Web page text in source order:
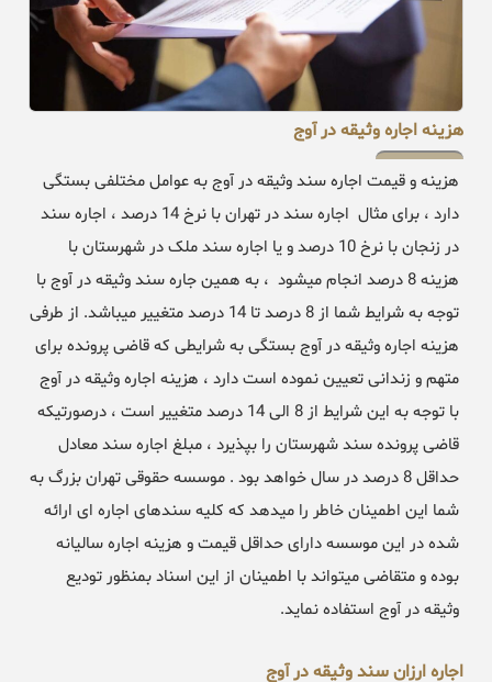
هزینه اجاره وثیقه در آوج
هزینه و قیمت اجاره سند وثیقه در آوج به عوامل مختلفی بستگی
دارد ، برای مثال اجاره سند در تهران با نرخ 14 درصد ، اجاره سند
در زنجان با نرخ 10 درصد و یا اجاره سند ملک در شهرستان با
هزینه 8 درصد انجام میشود ، به همین جاره سند وثیقه در آوج با
توجه به شرایط شما از 8 درصد تا 14 درصد متغییر میباشد. از طرفی
هزینه اجاره وثیقه در آوج بستگی به شرایطی که قاضی پرونده برای
متهم و زندانی تعیین نموده است دارد ، هزینه اجاره وثیقه در آوج
با توجه به این شرایط از 8 الی 14 درصد متغییر است ، درصورتیکه
قاضی پرونده سند شهرستان را بپذیرد ، مبلغ اجاره سند معادل
حداقل 8 درصد در سال خواهد بود . موسسه حقوقی تهران بزرگ به
شما این اطمینان خاطر را میدهد که کلیه سندهای اجاره ای ارائه
شده در این موسسه دارای حداقل قیمت و هزینه اجاره سالیانه
بوده و متقاضی میتواند با اطمینان از این اسناد بمنظور تودیع
وثیقه در آوج استفاده نماید.
اجاره ارزان سند وثیقه در آوج